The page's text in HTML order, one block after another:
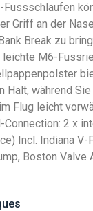
Fussschlaufen
Griff an der
Break zu
leichte M6-
Halt, während
Flug leicht
2 x
Incl. Indiana
Boston Valve